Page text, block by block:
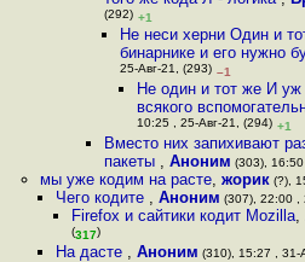
(292) +1
Не неси херни Один и
бинарнике и его нужно
25-Авг-21, (293) –1
Не один и тот же И
всякого
10:25 , 25-Авг-21, (294) +1
Вместо них запихивают
пакеты , Аноним (303),
мы уже кодим на расте, жорик(?),
Чего кодите , Аноним (307), 22:00 ,
Firefox и сайтики кодит Mozilla,
(317)
На дасте , Аноним (310), 15:27 , 31-